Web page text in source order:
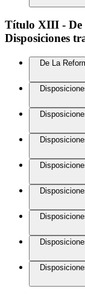
Título XIII - De
Disposiciones
De La